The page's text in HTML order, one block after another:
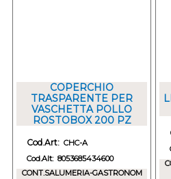
COPERCHIO
TRASPARENTE PER
VASCHETTA POLLO
ROSTOBOX 200 PZ
Cod.Art: CHC-A
Cod.Alt: 8053685434600
CONT.SALUMERIA-GASTRONOM